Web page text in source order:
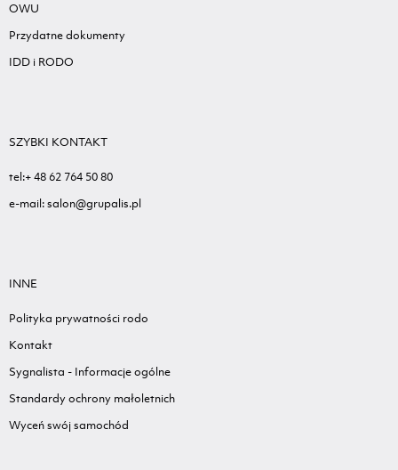
OWU
Przydatne dokumenty
IDD i RODO
SZYBKI KONTAKT
tel:+ 48 62 764 50 80
e-mail: salon@grupalis.pl
INNE
Polityka prywatności rodo
Kontakt
Sygnalista - Informacje ogólne
Standardy ochrony małoletnich
Wyceń swój samochód